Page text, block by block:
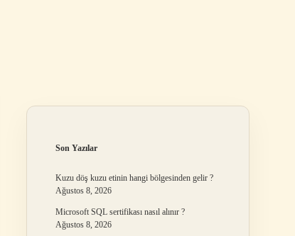
Son Yazılar
Kuzu döş kuzu etinin hangi bölgesinden gelir ?
Ağustos 8, 2026
Microsoft SQL sertifikası nasıl alınır ?
Ağustos 8, 2026